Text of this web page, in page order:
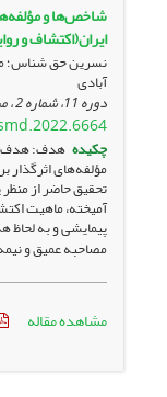
شاخص‌ها و
ایران‌(اکتشاف و
نسرین حق شناس؛
آبادی
دوره 11، شماره 2 ، مرداد 1401، ، صفحه
چکیده هدف: هدف
مؤلفه‌های اثرگذار
تحقیق حاضر از منظر
آمیخته، ماهیت
پیمایشی و به
مصاحبه عمیق و
مشاهده مقاله